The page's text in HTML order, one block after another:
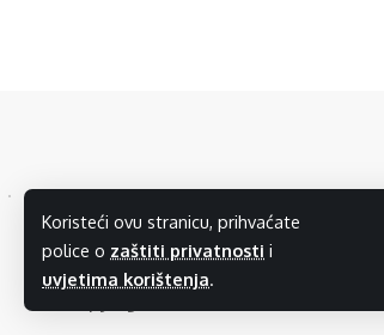
Koristeći ovu stranicu, prihvaćate
police o zaštiti privatnosti i
uvjetima korištenja.